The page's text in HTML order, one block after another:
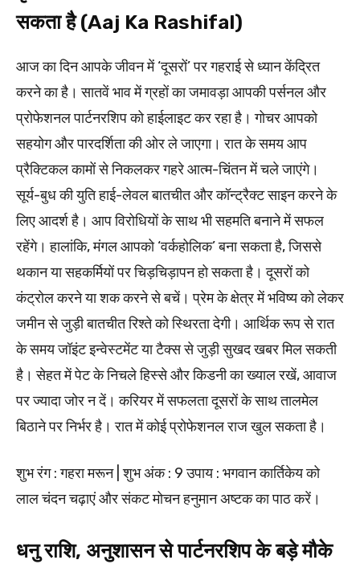
सकता है (Aaj Ka Rashifal)
आज का दिन आपके जीवन में ‘दूसरों’ पर गहराई से ध्यान केंद्रित
करने का है। सातवें भाव में ग्रहों का जमावड़ा आपकी पर्सनल और
प्रोफेशनल पार्टनरशिप को हाईलाइट कर रहा है। गोचर आपको
सहयोग और पारदर्शिता की ओर ले जाएगा। रात के समय आप
प्रैक्टिकल कामों से निकलकर गहरे आत्म-चिंतन में चले जाएंगे।
सूर्य-बुध की युति हाई-लेवल बातचीत और कॉन्ट्रैक्ट साइन करने के
लिए आदर्श है। आप विरोधियों के साथ भी सहमति बनाने में सफल
रहेंगे। हालांकि, मंगल आपको ‘वर्कहोलिक’ बना सकता है, जिससे
थकान या सहकर्मियों पर चिड़चिड़ापन हो सकता है। दूसरों को
कंट्रोल करने या शक करने से बचें। प्रेम के क्षेत्र में भविष्य को लेकर
जमीन से जुड़ी बातचीत रिश्ते को स्थिरता देगी। आर्थिक रूप से रात
के समय जॉइंट इन्वेस्टमेंट या टैक्स से जुड़ी सुखद खबर मिल सकती
है। सेहत में पेट के निचले हिस्से और किडनी का ख्याल रखें, आवाज
पर ज्यादा जोर न दें। करियर में सफलता दूसरों के साथ तालमेल
बिठाने पर निर्भर है। रात में कोई प्रोफेशनल राज खुल सकता है।
शुभ रंग : गहरा मरून | शुभ अंक : 9 उपाय : भगवान कार्तिकेय को
लाल चंदन चढ़ाएं और संकट मोचन हनुमान अष्टक का पाठ करें।
धनु राशि, अनुशासन से पार्टनरशिप के बड़े मौके